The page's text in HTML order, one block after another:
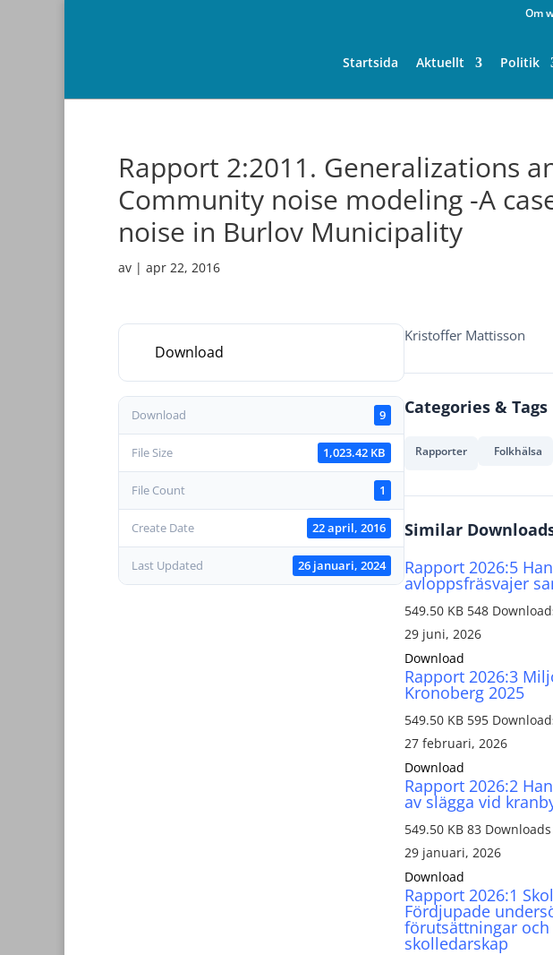
Om
Startsida Aktuellt Politik
Rapport 2:2011. Generalizations
Community noise modeling -A
noise in Burlov Municipality
av | apr 22, 2016
Download
Download 9
File Size 1,023.42 KB
File Count 1
Create Date 22 april, 2016
Last Updated 26 januari, 2024
Kristoffer Mattisson
Categories & Tags
Rapporter Folkhälsa
Similar
Rapport 2026:5
avloppsfräsvajer
549.50 KB 548
29 juni, 2026
Download
Rapport 2026:3
Kronoberg 2025
549.50 KB 595
27 februari, 2026
Download
Rapport 2026:2
av slägga vid
549.50 KB 83 Downloads
29 januari, 2026
Download
Rapport 2026:1
Fördjupade
förutsättningar
skolledarskap